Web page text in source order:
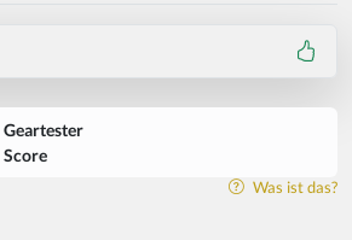
Geartester
Score
Was ist das?